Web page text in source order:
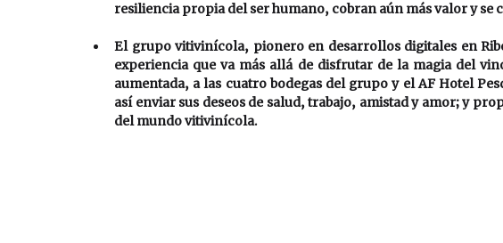
resiliencia propia del ser humano, cobran aún más valor y
El grupo vitivinícola, pionero en desarrollos digitales en
experiencia que va más allá de disfrutar de la magia del
aumentada, a las cuatro bodegas del grupo y el AF Hotel
así enviar sus deseos de salud, trabajo, amistad y amor; y
del mundo vitivinícola.